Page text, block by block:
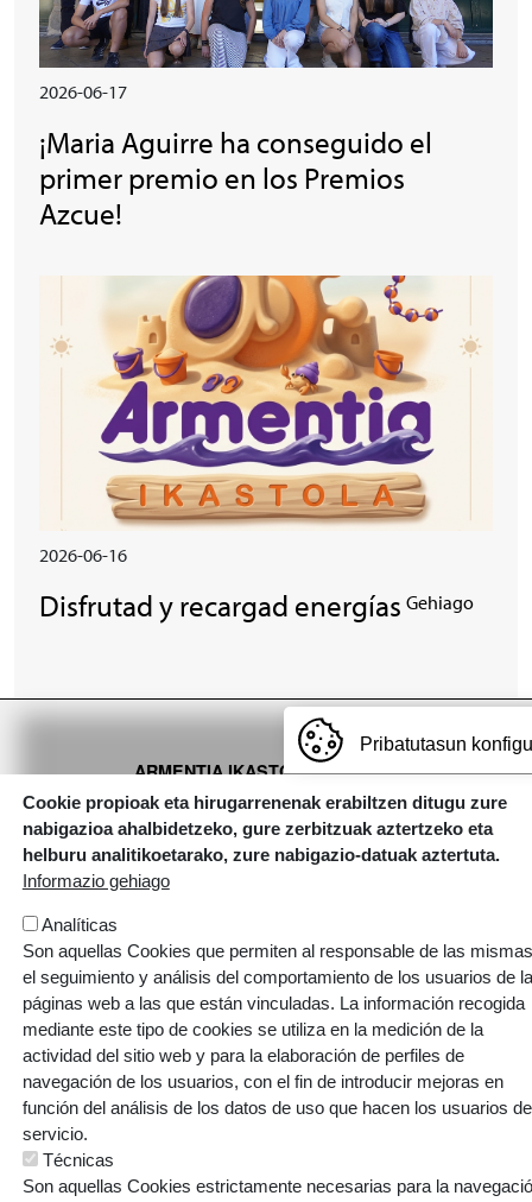
2026-06-17
¡Maria Aguirre ha conseguido el
primer premio en los Premios
Azcue!
2026-06-16
Disfrutad y recargad energías Gehiago
ARMENTIA IKASTOLA, S. COOP.
Gaztelako ataria, 101 - 01007 (GASTEIZ)
T: 945 145 445 | E:armentia@ikastola.eus
© Eskubide guztiak bere esku
TESTU-LEGALAK
Política de cookies Política de privacidad
Webgune hau Ikastolen Elkarteak garatu du
Pribatutasun
Cookie propioak eta hirugarrenenak erabiltzen ditugu zure
nabigazioa ahalbidetzeko, gure zerbitzuak aztertzeko eta
helburu analitikoetarako, zure nabigazio-datuak aztertuta.
Informazio gehiago
Analíticas
Son aquellas Cookies que permiten al responsable de las
el seguimiento y análisis del comportamiento de los usuarios de
páginas web a las que están vinculadas. La información recogida
mediante este tipo de cookies se utiliza en la medición de la
actividad del sitio web y para la elaboración de perfiles de
navegación de los usuarios, con el fin de introducir mejoras en
función del análisis de los datos de uso que hacen los usuarios
servicio.
Técnicas
Son aquellas Cookies estrictamente necesarias para la